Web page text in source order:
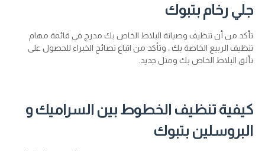
جلي رخام بتبوك
تأكد من أن تنظيف وصيانة البلاط الخاص بك مدرج في قائمة مهام
تنظيف الربيع الخاصة بك ، وتأكد من اتباع نصائح الخبراء للحصول على
تألق البلاط الخاص بك ومثل جديد.
كيفية تنظيف الخطوط بين السراميك و
البروسلين بتبوك